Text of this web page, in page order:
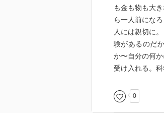
も金も物も大
ら一人前にな
人には親切に
験があるのだ
か〜自分の何
受け入れる。
0